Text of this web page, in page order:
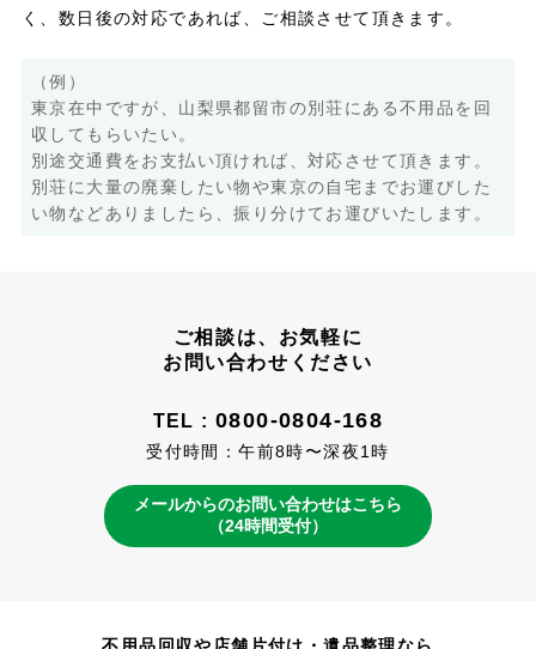
く、数日後の対応であれば、ご相談させて頂きます。
（例）
東京在中ですが、山梨県都留市の別荘にある不用品を回
収してもらいたい。
別途交通費をお支払い頂ければ、対応させて頂きます。
別荘に大量の廃棄したい物や東京の自宅までお運びした
い物などありましたら、振り分けてお運びいたします。
ご相談は、お気軽に
お問い合わせください
TEL :0800-0804-168
受付時間：午前8時〜深夜1時
メールからのお問い合わせはこちら
（24時間受付）